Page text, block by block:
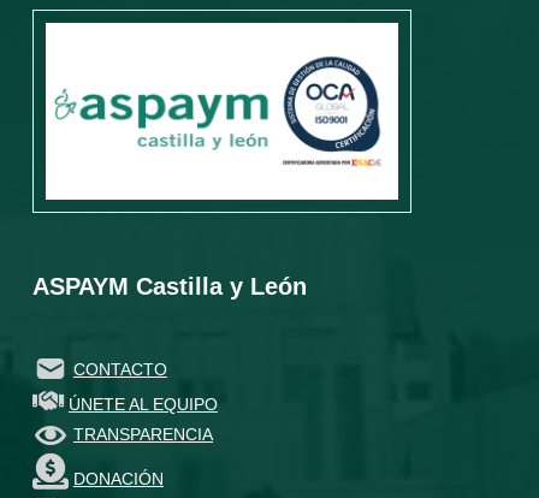
ASPAYM Castilla y León
CONTACTO
ÚNETE AL EQUIPO
TRANSPARENCIA
DONACIÓN